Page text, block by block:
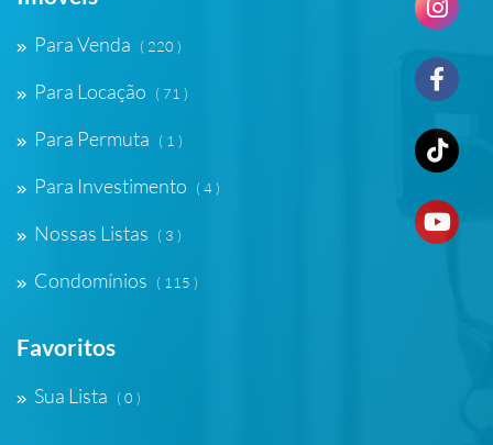
Para Venda ( 220 )
Para Locação ( 71 )
Para Permuta ( 1 )
Para Investimento ( 4 )
Nossas Listas ( 3 )
Condomínios ( 115 )
Favoritos
Sua Lista ( 0 )